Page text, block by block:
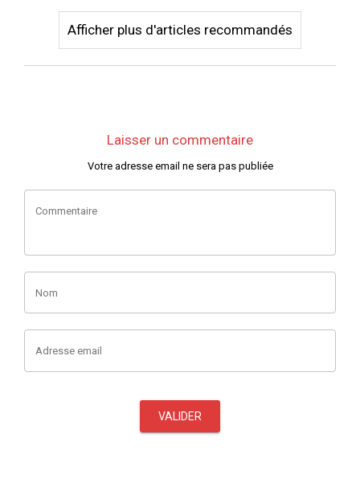
Afficher plus d'articles recommandés
Laisser un commentaire
Votre adresse email ne sera pas publiée
Commentaire
Nom
Adresse email
VALIDER